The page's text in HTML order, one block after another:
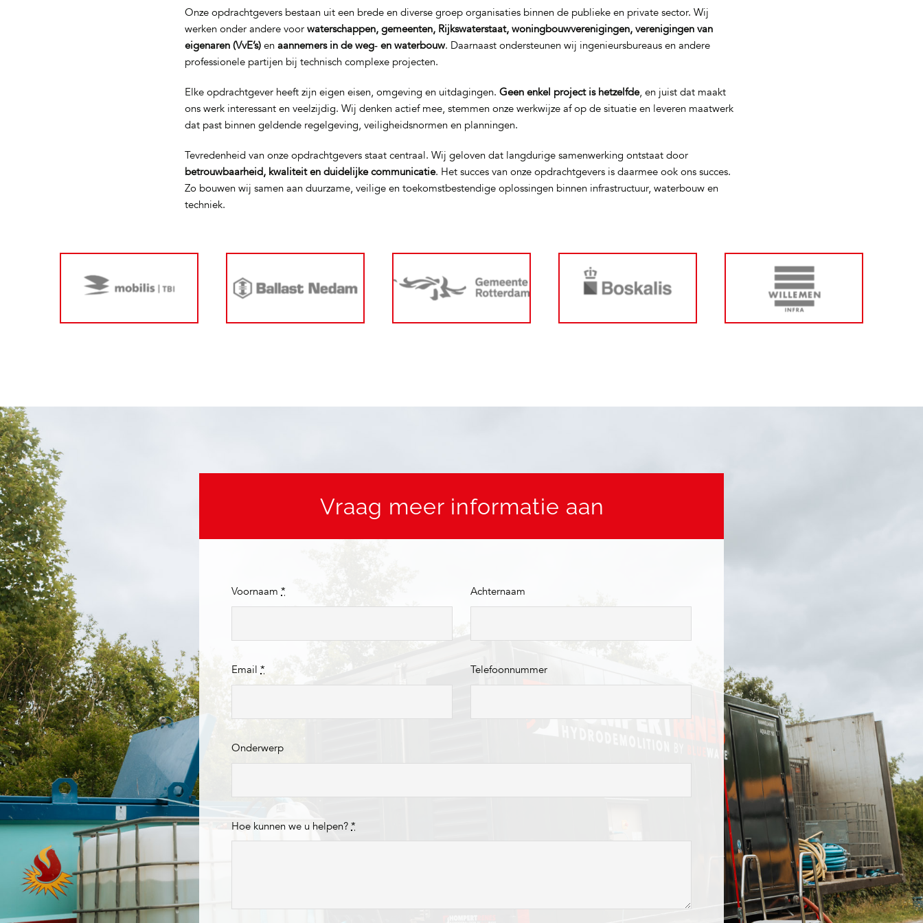
Onze opdrachtgevers bestaan uit een brede en diverse groep organisaties binnen de publieke en private sector. Wij
werken onder andere voorwaterschappen, gemeenten, Rijkswaterstaat, woningbouwverenigingen, verenigingen van
eigenaren (VvE’s) enaannemers in de weg‑ en waterbouw. Daarnaast ondersteunen wij ingenieursbureaus en andere
professionele partijen bij technisch complexe projecten.
Elke opdrachtgever heeft zijn eigen eisen, omgeving en uitdagingen.Geen enkel project is hetzelfde, en juist dat maakt
ons werk interessant en veelzijdig. Wij denken actief mee, stemmen onze werkwijze af op de situatie en leveren maatwerk
dat past binnen geldende regelgeving, veiligheidsnormen en planningen.
Tevredenheid van onze opdrachtgevers staat centraal. Wij geloven dat langdurige samenwerking ontstaat door
betrouwbaarheid, kwaliteit en duidelijke communicatie. Het succes van onze opdrachtgevers is daarmee ook ons succes.
Zo bouwen wij samen aan duurzame, veilige en toekomstbestendige oplossingen binnen infrastructuur, waterbouw en
techniek.
Vraag meer informatie aan
Voornaam*
Email*
Achternaam
Telefoonnummer
Onderwerp
Hoe kunnen we u helpen?*